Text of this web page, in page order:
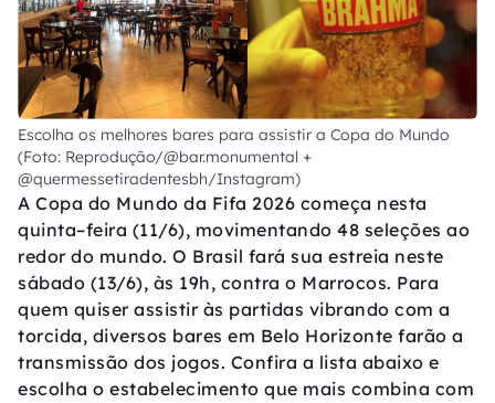
Escolha os melhores bares para assistir a Copa do Mundo
(Foto: Reprodução/@bar.monumental +
@quermessetiradentesbh/Instagram)
A Copa do Mundo da Fifa 2026 começa nesta
quinta–feira (11/6), movimentando 48 seleções ao
redor do mundo. O Brasil fará sua estreia neste
sábado (13/6), às 19h, contra o Marrocos. Para
quem quiser assistir às partidas vibrando com a
torcida, diversos bares em Belo Horizonte farão a
transmissão dos jogos. Confira a lista abaixo e
escolha o estabelecimento que mais combina com